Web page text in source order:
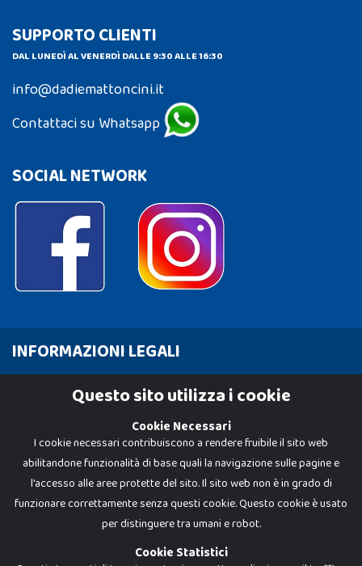
SUPPORTO CLIENTI
DAL LUNEDÌ AL VENERDÌ DALLE 9:30 ALLE 16:30
info@dadiemattoncini.it
Contattaci su Whatsapp
SOCIAL NETWORK
INFORMAZIONI LEGALI
Cookie PolicyQuesto sito utilizza i cookie
Cookie Necessari
I cookie necessari contribuiscono a rendere fruibile il sito web
abilitandone funzionalità di base quali la navigazione sulle pagine e
l'accesso alle aree protette del sito. Il sito web non è in grado di
funzionare correttamente senza questi cookie. Questo cookie è usato
per distinguere tra umani e robot.
Cookie Statistici